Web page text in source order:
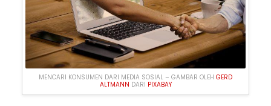
MENCARI KONSUMEN DARI MEDIA SOSIAL – GAMBAR OLEH GERD
ALTMANN DARI PIXABAY